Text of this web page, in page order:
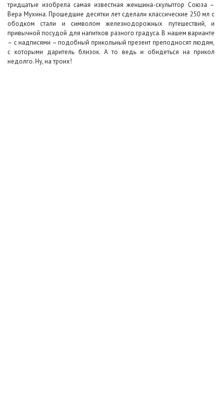
тридцатые изобрела самая известная женщина-скульптор Союза –
Вера Мухина. Прошедшие десятки лет сделали классические 250 мл с
ободком стали и символом железнодорожных путешествий, и
привычной посудой для напитков разного градуса. В нашем варианте
– с надписями – подобный прикольный презент преподносят людям,
с которыми даритель близок. А то ведь и обидеться на прикол
недолго. Ну, на троих!